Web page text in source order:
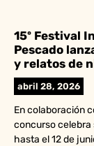
15º Festival
Pescado
y relatos de
abril 28, 2026
En colaboración
concurso
hasta el 12 de